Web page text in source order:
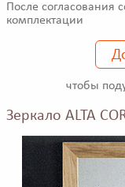
После согласования
комплектации
чтобы
Зеркало ALTA